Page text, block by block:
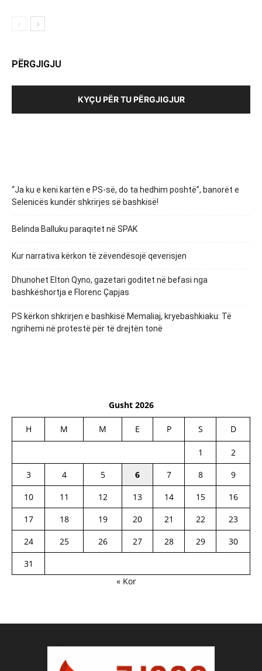
PËRGJIGJU
KYÇU PËR TU PËRGJIGJUR
“Ja ku e keni kartën e PS-së, do ta hedhim poshtë”, banorët e
Selenicës kundër shkrirjes së bashkisë!
Belinda Balluku paraqitet në SPAK
Kur narrativa kërkon të zëvendësojë qeverisjen
Dhunohet Elton Qyno, gazetari goditet në befasi nga
bashkëshortja e Florenc Çapjas
PS kërkon shkrirjen e bashkisë Memaliaj, kryebashkiaku: Të
ngrihemi në protestë për të drejtën tonë
Gusht 2026
H M M E P S D
1
2
3
4 5 6 7 8
9
10
11 12 13 14 15
16
17
18 19 20 21 22
23
24
25 26 27 28 29
30
31
« Kor